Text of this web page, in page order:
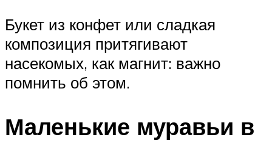
Букет из конфет или сладкая
композиция притягивают
насекомых, как магнит: важно
помнить об этом.
Маленькие муравьи в